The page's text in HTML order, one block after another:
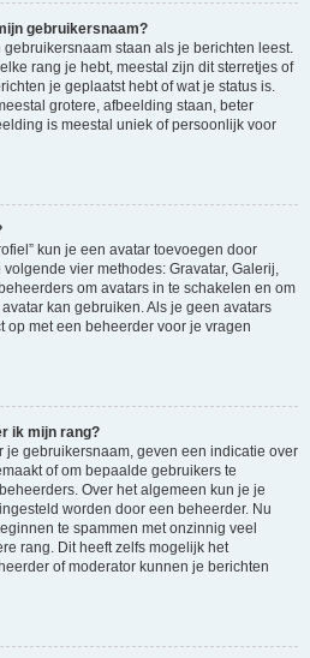
gebruikersnaam?
staan als je berichten leest.
rang je hebt, meestal zijn dit sterretjes of
je geplaatst hebt of wat je status is.
grotere, afbeelding staan, beter
is meestal uniek of persoonlijk voor
kun je een avatar toevoegen door
vier methodes: Gravatar, Galerij,
om avatars in te schakelen en om
kan gebruiken. Als je geen avatars
op met een beheerder voor je vragen
ik mijn rang?
je gebruikersnaam, geven een indicatie over
of om bepaalde gebruikers te
Over het algemeen kun je je
worden door een beheerder. Nu
te spammen met onzinnig veel
rang. Dit heeft zelfs mogelijk het
of moderator kunnen je berichten